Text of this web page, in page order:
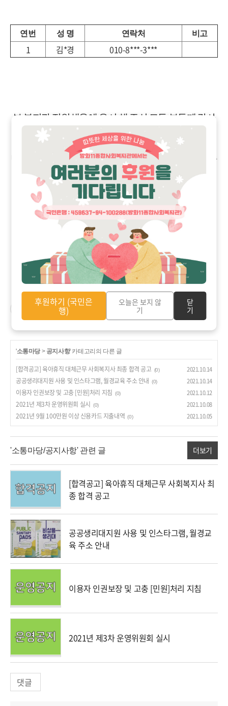
연번 성 명 연락처 비고
1 김*경 010-8***-3***
본 복지관 직원채용에 응시 해 주신 모든 분들께 감사
드리며,
면접일시와 장소는 합격자에 한해 개별연락 드리겠습
니다 .
함께걷기팀 팀장 한수현02-2661-0670
'소통마당> 공지사항' 카테고리의 다른 글
[합격공고] 육아휴직 대체근무 사회복지사 최종 합격 공고 (0) 2021.10.14
공공생리대지원 사용 및 인스타그램, 월경교육 주소 안내 (0) 2021.10.14
이용자 인권보장 및 고충 [민원]처리 지침 (0) 2021.10.12
2021년 제3차 운영위원회 실시 (0) 2021.10.08
2021년 9월 100만원 이상 신용카드 지출내역 (0) 2021.10.05
'소통마당/공지사항' 관련 글 더보기
[합격공고] 육아휴직 대체근무 사회복지사 최
종 합격 공고
공공생리대지원 사용 및 인스타그램, 월경교
육 주소 안내
이용자 인권보장 및 고충 [민원]처리 지침
2021년 제3차 운영위원회 실시
댓글
후원하기 (국민은
행)
오늘은 보지 않
기
닫
기